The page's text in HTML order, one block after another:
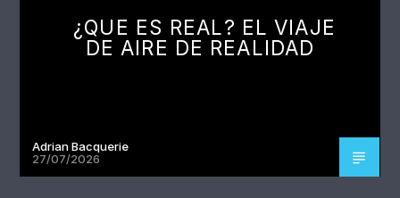
¿QUE ES REAL? EL VIAJE
DE AIRE DE REALIDAD
Adrian Bacquerie
27/07/2026